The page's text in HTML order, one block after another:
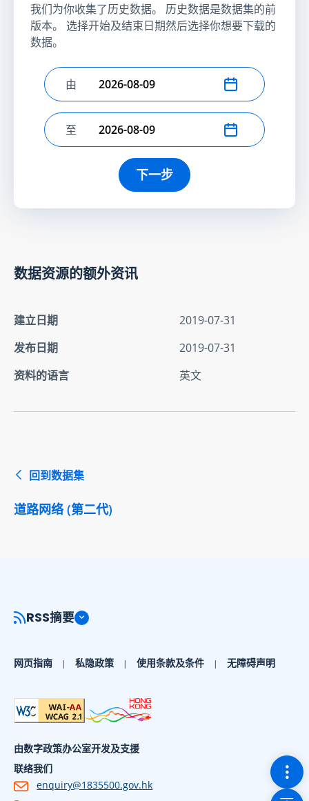
我们为你收集了历史数据。 历史数据是数据集的前
版本。 选择开始及结束日期然后选择你想要下载的
数据。
选择开始日期
由
选择结束日期
至
下一步
数据资源的额外资讯
建立日期
2019-07-31
发布日期
2019-07-31
资料的语言
英文
回到数据集
道路网络 (第二代)
切
回到
RSS摘要
网页指南 私隐政策 使用条款及条件 无障碍声明
由数字政策办公室开发及支援
联络我们
enquiry@1835500.gov.hk